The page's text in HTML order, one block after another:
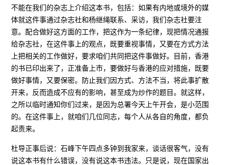
不能在我们的杂志上介绍这本书，包括：如果有内地或境外的媒
体就这件事通过杂志社和杨继绳联系、采访，我们杂志社要注
意。配合做好这方面的工作，把这作为一条纪律，现把情况通报
给杂志社，在这件事上的观点，既要重视事情，又要在方式方法
上把相关的工作做好，要求咱们共同把这件事做好。目前，香港
的书已印出来了，正准备上市，要做好与香港的应对措施，既要
做好事情，又要保密。防止我们因方式、方法不当，将此事扩散
开来，反而造成不应有的影响，甚至成为炒作的题目。就这样，
之所以临时通知你们过来，是因为总署今天上午开会，是小范围
的。在这件事上，就咱们几位同志，每个人从各自的角度，都负
起责来。
杜导正事后说：石峰下午四点多钟到我家来，谈话很客气，没有
说这本书有什么错误，没有说这本书违法。只是说，现在国家出